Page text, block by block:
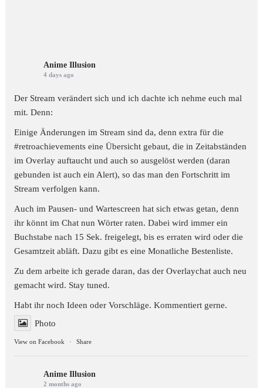
Anime Illusion
4 days ago
Der Stream verändert sich und ich dachte ich nehme euch mal
mit. Denn:
Einige Änderungen im Stream sind da, denn extra für die
#retroachievements eine Übersicht gebaut, die in Zeitabständen
im Overlay auftaucht und auch so ausgelöst werden (daran
gebunden ist auch ein Alert), so das man den Fortschritt im
Stream verfolgen kann.
Auch im Pausen- und Wartescreen hat sich etwas getan, denn
ihr könnt im Chat nun Wörter raten. Dabei wird immer ein
Buchstabe nach 15 Sek. freigelegt, bis es erraten wird oder die
Gesamtzeit abläft. Dazu gibt es eine Monatliche Bestenliste.
Zu dem arbeite ich gerade daran, das der Overlaychat auch neu
gemacht wird. Stay tuned.
Habt ihr noch Ideen oder Vorschläge. Kommentiert gerne.
Photo
View on Facebook · Share
Anime Illusion
2 months ago